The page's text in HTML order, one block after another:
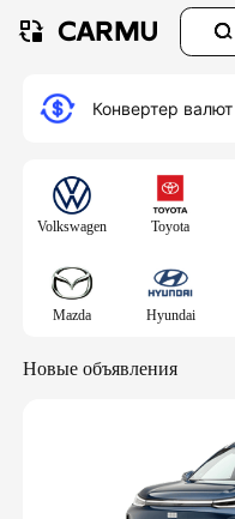
Конвертер валют
Volkswagen Toyota
Mazda Hyundai
Новые объявления